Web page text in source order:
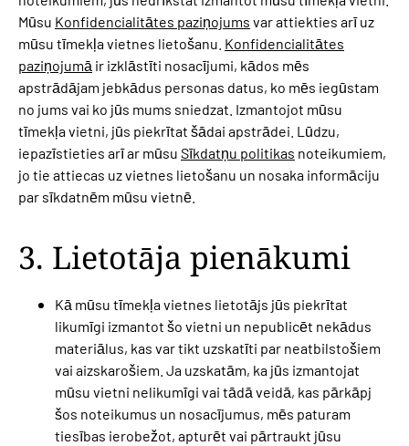
Mūsu Konfidencialitātes paziņojums var attiekties arī uz
mūsu tīmekļa vietnes lietošanu. Konfidencialitātes
paziņojumā ir izklāstīti nosacījumi, kādos mēs
apstrādājam jebkādus personas datus, ko mēs iegūstam
no jums vai ko jūs mums sniedzat. Izmantojot mūsu
tīmekļa vietni, jūs piekrītat šādai apstrādei. Lūdzu,
iepazīstieties arī ar mūsu Sīkdatņu politikas noteikumiem,
jo tie attiecas uz vietnes lietošanu un nosaka informāciju
par sīkdatnēm mūsu vietnē.
3. Lietotāja pienākumi
Kā mūsu tīmekļa vietnes lietotājs jūs piekrītat
likumīgi izmantot šo vietni un nepublicēt nekādus
materiālus, kas var tikt uzskatīti par neatbilstošiem
vai aizskarošiem. Ja uzskatām, ka jūs izmantojat
mūsu vietni nelikumīgi vai tādā veidā, kas pārkāpj
šos noteikumus un nosacījumus, mēs paturam
tiesības ierobežot, apturēt vai pārtraukt jūsu